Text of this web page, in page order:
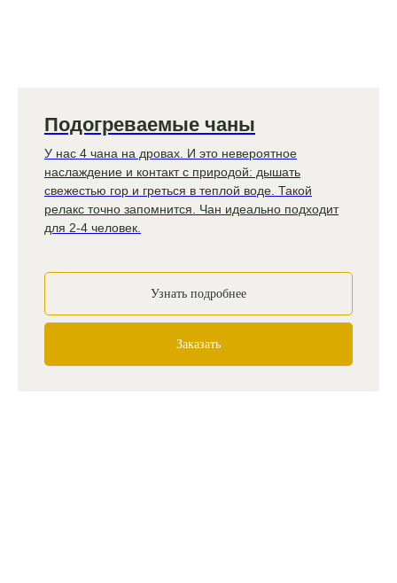
Подогреваемые чаны
У нас 4 чана на дровах. И это невероятное
наслаждение и контакт с природой: дышать
свежестью гор и греться в теплой воде. Такой
релакс точно запомнится. Чан идеально подходит
для 2-4 человек.
Узнать подробнее
Заказать